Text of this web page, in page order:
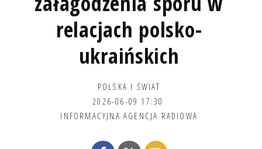
relacjach polsko-
ukraińskich
POLSKA I ŚWIAT
2026-06-09 17:30
INFORMACYJNA AGENCJA RADIOWA